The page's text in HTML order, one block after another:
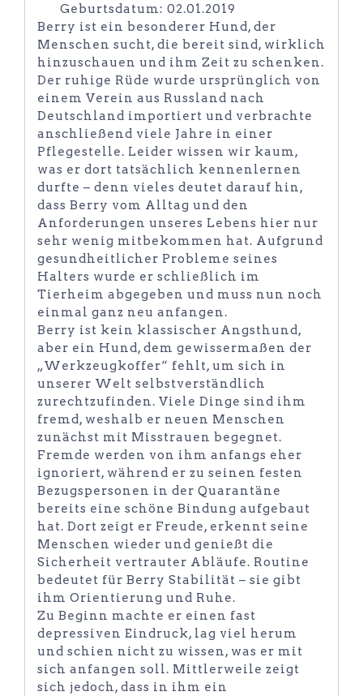
Geburtsdatum: 02.01.2019
Berry ist ein besonderer Hund, der
Menschen sucht, die bereit sind, wirklich
hinzuschauen und ihm Zeit zu schenken.
Der ruhige Rüde wurde ursprünglich von
einem Verein aus Russland nach
Deutschland importiert und verbrachte
anschließend viele Jahre in einer
Pflegestelle. Leider wissen wir kaum,
was er dort tatsächlich kennenlernen
durfte – denn vieles deutet darauf hin,
dass Berry vom Alltag und den
Anforderungen unseres Lebens hier nur
sehr wenig mitbekommen hat. Aufgrund
gesundheitlicher Probleme seines
Halters wurde er schließlich im
Tierheim abgegeben und muss nun noch
einmal ganz neu anfangen.
Berry ist kein klassischer Angsthund,
aber ein Hund, dem gewissermaßen der
„Werkzeugkoffer“ fehlt, um sich in
unserer Welt selbstverständlich
zurechtzufinden. Viele Dinge sind ihm
fremd, weshalb er neuen Menschen
zunächst mit Misstrauen begegnet.
Fremde werden von ihm anfangs eher
ignoriert, während er zu seinen festen
Bezugspersonen in der Quarantäne
bereits eine schöne Bindung aufgebaut
hat. Dort zeigt er Freude, erkennt seine
Menschen wieder und genießt die
Sicherheit vertrauter Abläufe. Routine
bedeutet für Berry Stabilität – sie gibt
ihm Orientierung und Ruhe.
Zu Beginn machte er einen fast
depressiven Eindruck, lag viel herum
und schien nicht zu wissen, was er mit
sich anfangen soll. Mittlerweile zeigt
sich jedoch, dass in ihm ein